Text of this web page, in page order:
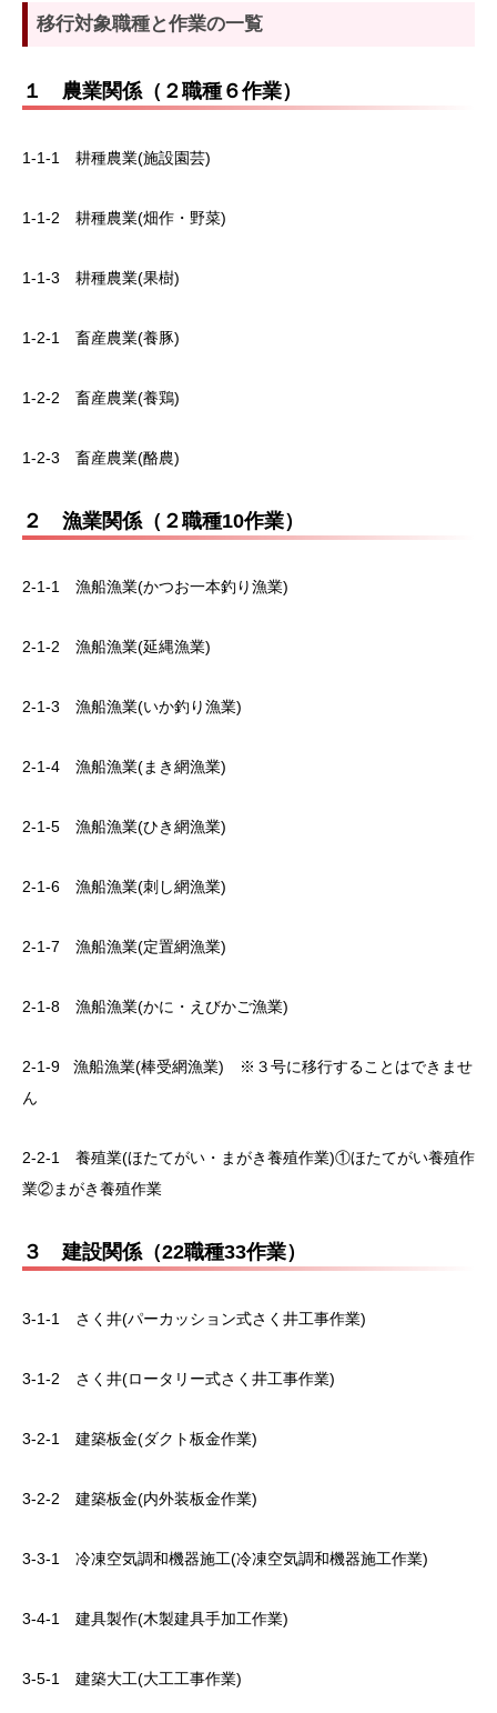
移行対象職種と作業の一覧
１ 農業関係（２職種６作業）
1-1-1 耕種農業(施設園芸)
1-1-2 耕種農業(畑作・野菜)
1-1-3 耕種農業(果樹)
1-2-1 畜産農業(養豚)
1-2-2 畜産農業(養鶏)
1-2-3 畜産農業(酪農)
２ 漁業関係（２職種10作業）
2-1-1 漁船漁業(かつお一本釣り漁業)
2-1-2 漁船漁業(延縄漁業)
2-1-3 漁船漁業(いか釣り漁業)
2-1-4 漁船漁業(まき網漁業)
2-1-5 漁船漁業(ひき網漁業)
2-1-6 漁船漁業(刺し網漁業)
2-1-7 漁船漁業(定置網漁業)
2-1-8 漁船漁業(かに・えびかご漁業)
2-1-9 漁船漁業(棒受網漁業) ※３号に移行することはできませ
ん
2-2-1 養殖業(ほたてがい・まがき養殖作業)①ほたてがい養殖作
業②まがき養殖作業
３ 建設関係（22職種33作業）
3-1-1 さく井(パーカッション式さく井工事作業)
3-1-2 さく井(ロータリー式さく井工事作業)
3-2-1 建築板金(ダクト板金作業)
3-2-2 建築板金(内外装板金作業)
3-3-1 冷凍空気調和機器施工(冷凍空気調和機器施工作業)
3-4-1 建具製作(木製建具手加工作業)
3-5-1 建築大工(大工工事作業)